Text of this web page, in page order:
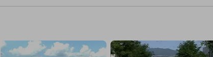
［みんなの〇〇したい！をサポ―ト テイチクレコードナビ］